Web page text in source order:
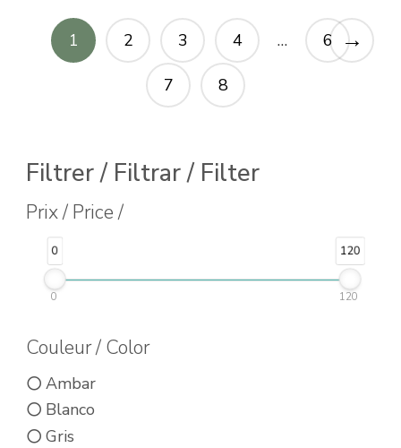
variantes.
Las
opciones
se
elegir
en
1 2 3 4 … 6
7 8
→
Filtrer / Filtrar / Filter
Prix / Price /
0 120
0 120
Couleur / Color
Ambar
Blanco
Gris